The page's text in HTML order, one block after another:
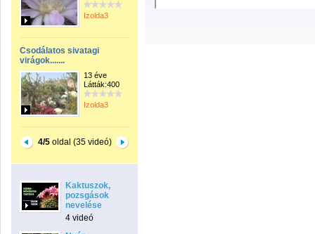
Izolda3
Csodálatos sivatagi
virágok.......
13 éve
Látták:400
Izolda3
4/5oldal (35 videó)
Kaktuszok,
pozsgások
nevelése
4 videó